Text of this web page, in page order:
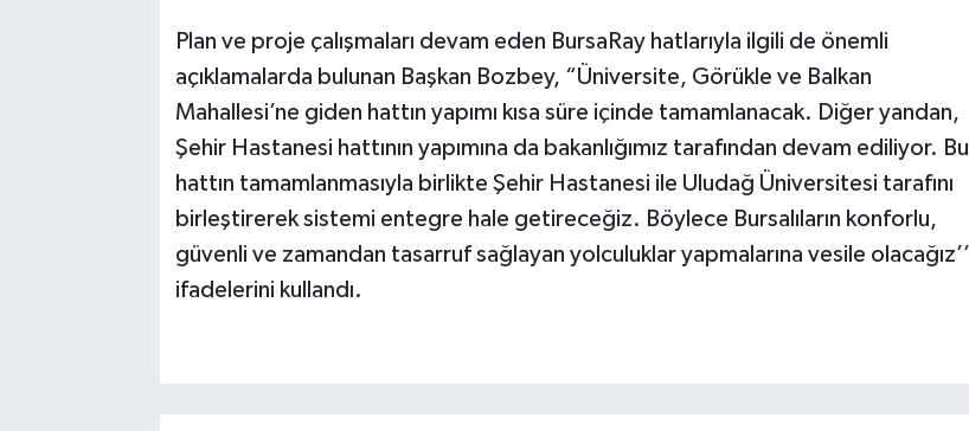
Plan ve proje çalışmaları devam eden BursaRay hatlarıyla ilgili de önemli
açıklamalarda bulunan Başkan Bozbey, “Üniversite, Görükle ve Balkan
Mahallesi’ne giden hattın yapımı kısa süre içinde tamamlanacak. Diğer yandan,
Şehir Hastanesi hattının yapımına da bakanlığımız tarafından devam ediliyor. Bu
hattın tamamlanmasıyla birlikte Şehir Hastanesi ile Uludağ Üniversitesi tarafını
birleştirerek sistemi entegre hale getireceğiz. Böylece Bursalıların konforlu,
güvenli ve zamandan tasarruf sağlayan yolculuklar yapmalarına vesile olacağız’’
ifadelerini kullandı.